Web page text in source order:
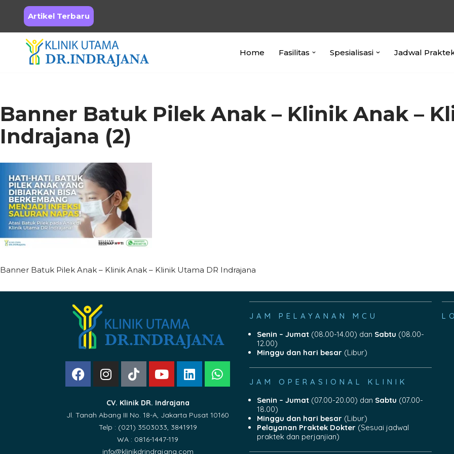
content
Artikel Terbaru
Home Fasilitas Spesialisasi Jadwal
Banner Batuk Pilek Anak – Klinik Anak –
Indrajana (2)
Banner Batuk Pilek Anak – Klinik Anak – Klinik Utama DR Indrajana
CV. Klinik DR. Indrajana
Jl. Tanah Abang III No. 18-A, Jakarta Pusat 10160
Telp : (021) 3503033, 3841919
WA : 0816-1447-119
info@klinikdrindrajana.com
JAM PELAYANAN MCU
Senin – Jumat(08.00-14.00) dan Sabtu (08.00-
12.00)
Minggu dan hari besar(Libur)
JAM OPERASIONAL KLINIK
Senin – Jumat(07.00-20.00) dan Sabtu (07.00-
18.00)
Minggu dan hari besar(Libur)
Pelayanan Praktek Dokter(Sesuai jadwal
praktek dan perjanjian)